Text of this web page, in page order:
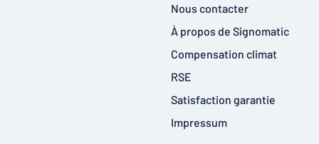
Nous contacter
À propos de Signomatic
Compensation climat
RSE
Satisfaction garantie
Impressum